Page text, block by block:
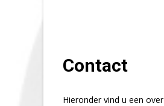
Contact
Hieronder vind u een